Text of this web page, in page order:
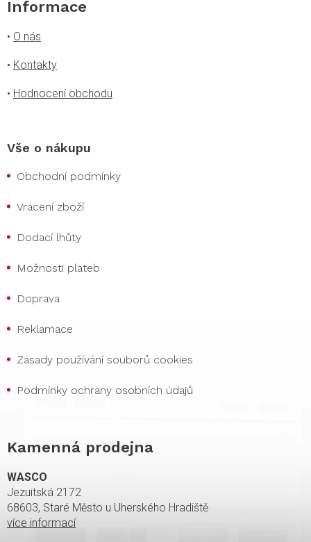
Informace
• O nás
• Kontakty
• Hodnocení obchodu
Vše o nákupu
Obchodní podmínky
Vrácení zboží
Dodací lhůty
Možnosti plateb
Doprava
Reklamace
Zásady používání souborů cookies
Podmínky ochrany osobních údajů
Kamenná prodejna
WASCO
Jezuitská 2172
68603, Staré Město u Uherského Hradiště
více informací